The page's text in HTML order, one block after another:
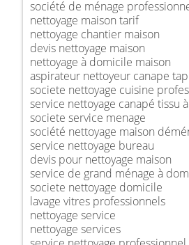
société de ménage
nettoyage maison tarif
nettoyage chantier maison
devis nettoyage maison
nettoyage à domicile maison
aspirateur nettoyeur canape
societe nettoyage cuisine
service nettoyage canapé tissu
societe service menage
société nettoyage maison
service nettoyage bureau
devis pour nettoyage maison
service de grand ménage à
societe nettoyage domicile
lavage vitres professionnels
nettoyage service
nettoyage services